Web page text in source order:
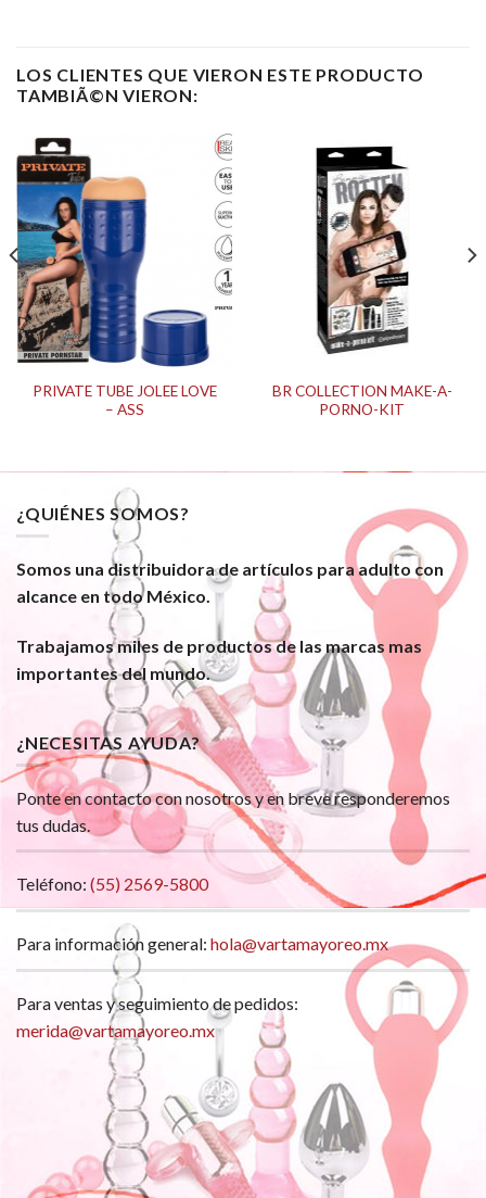
LOS CLIENTES QUE VIERON ESTE PRODUCTO
TAMBIÃ©N VIERON:
PRIVATE TUBE JOLEE LOVE
– ASS
BR COLLECTION MAKE-A-
PORNO-KIT
¿QUIÉNES SOMOS?
Somos una distribuidora de artículos para adulto con
alcance en todo México.
Trabajamos miles de productos de las marcas mas
importantes del mundo.
¿NECESITAS AYUDA?
Ponte en contacto con nosotros y en breve responderemos
tus dudas.
Teléfono: (55) 2569-5800
Para información general: hola@vartamayoreo.mx
Para ventas y seguimiento de pedidos:
merida@vartamayoreo.mx